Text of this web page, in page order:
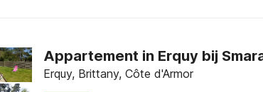
Appartement in Erquy bij
Erquy, Brittany, Côte d'Armor